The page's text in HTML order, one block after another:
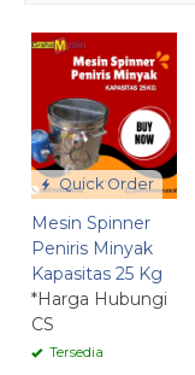
Quick Order
Mesin Spinner
Peniris Minyak
Kapasitas 25 Kg
*Harga Hubungi
CS
Tersedia